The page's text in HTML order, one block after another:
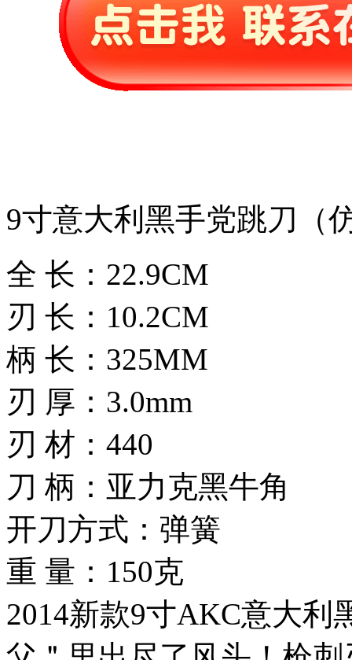
9寸意大利黑手党跳刀（
全 长：22.9CM
刃 长：10.2CM
柄 长：325MM
刃 厚：3.0mm
刃 材：440
刀 柄：亚力克黑牛角
开刀方式：弹簧
重 量：150克
2014新款9寸AKC意大利